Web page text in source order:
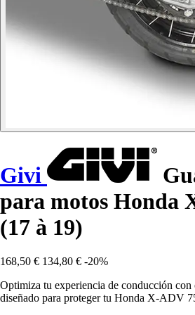
Givi
para motos Honda
(17 à 19)
168,50 € 134,80 € -20%
Optimiza tu experiencia de conducción
diseñado para proteger tu Honda X-ADV